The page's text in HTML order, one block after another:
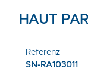
HAUT
Referenz
SN-RA103011